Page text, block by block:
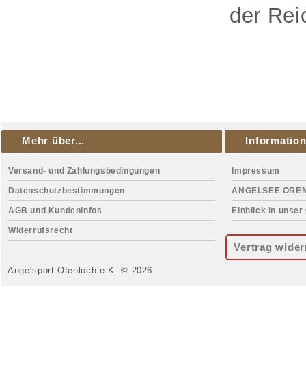
der
Mehr über...
Versand- und Zahlungsbedingungen
Datenschutzbestimmungen
AGB und Kundeninfos
Widerrufsrecht
Impressum
ANGELSEE
Einblick in unser
Vertrag
Angelsport-Ofenloch e.K. © 2026